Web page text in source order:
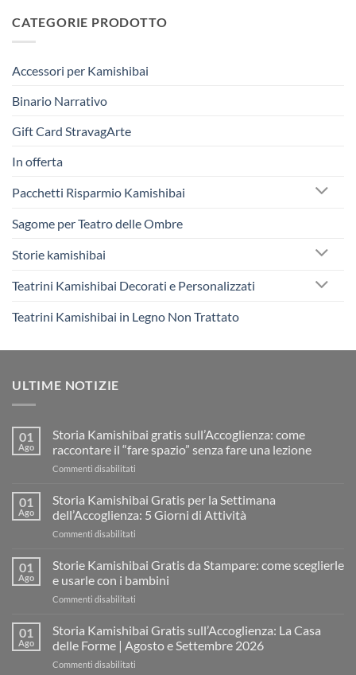
CATEGORIE PRODOTTO
Accessori per Kamishibai
Binario Narrativo
Gift Card StravagArte
In offerta
Pacchetti Risparmio Kamishibai
Sagome per Teatro delle Ombre
Storie kamishibai
Teatrini Kamishibai Decorati e Personalizzati
Teatrini Kamishibai in Legno Non Trattato
ULTIME NOTIZIE
01
Ago
Storia Kamishibai gratis sull’Accoglienza: come
raccontare il “fare spazio” senza fare una lezione
Commenti disabilitati
Kamishibai
gratis
sull’Accoglienza:
il
“fare
una
lezione
01
Ago
Storia Kamishibai Gratis per la Settimana
dell’Accoglienza: 5 Giorni di Attività
Commenti disabilitati
Kamishibai
Gratis
per
dell’Accoglienza:
Giorni
01
Ago
Storie Kamishibai Gratis da Stampare: come sceglierle
e usarle con i bambini
Commenti disabilitati
Kamishibai
Gratis
da
01
Ago
Storia Kamishibai Gratis sull’Accoglienza: La Casa
delle Forme | Agosto e Settembre 2026
Commenti disabilitati